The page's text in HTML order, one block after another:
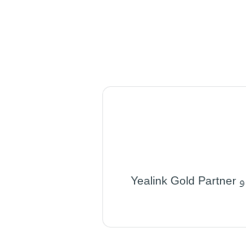
Fanvil Platinum Partner و Yealink Gold Partner